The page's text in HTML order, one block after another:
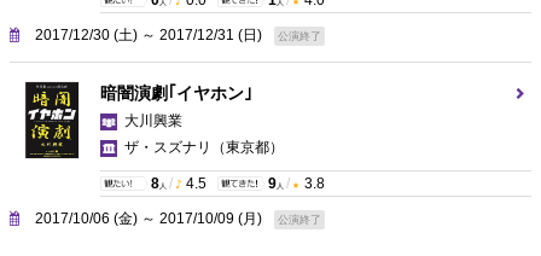
人 人
2017/12/30 (土) ～ 2017/12/31 (日) 公演終了
暗闇演劇｢イヤホン｣
大川興業
ザ・スズナリ
（東京都）
8 人 / 4.5 9 人 / 3.8
2017/10/06 (金) ～ 2017/10/09 (月) 公演終了